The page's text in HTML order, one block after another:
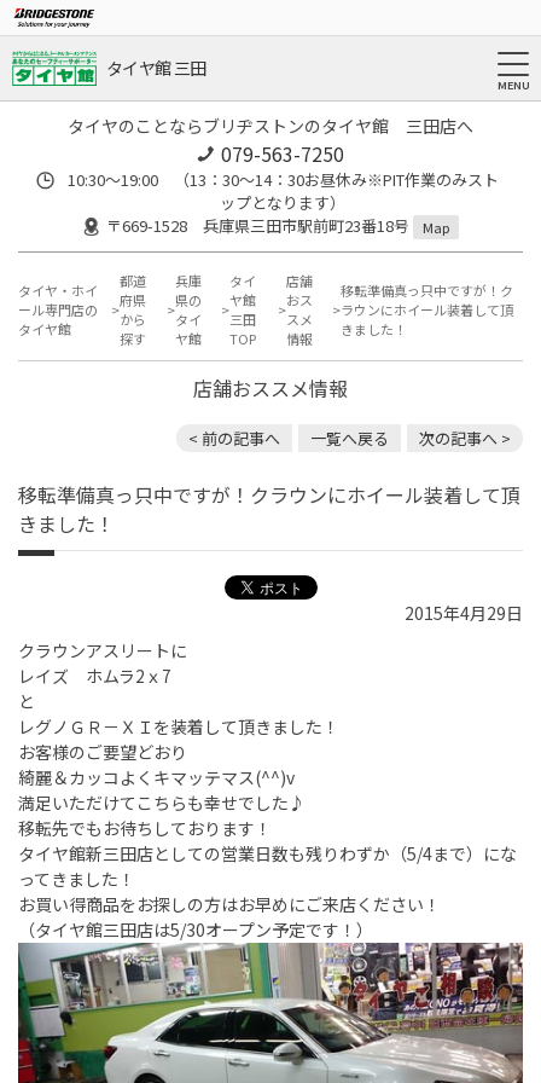
タイヤ館 三田
タイヤのことならブリヂストンのタイヤ館 三田店へ
079-563-7250
10:30～19:00 （13：30～14：30お昼休み※PIT作業のみスト
ップとなります）
〒669-1528 兵庫県三田市駅前町23番18号
Map
タイヤ・ホイ
ール専門店の
タイヤ館
都道
府県
から
探す
兵庫
県の
タイ
ヤ館
タイ
ヤ館
三田
TOP
店舗
おス
スメ
情報
移転準備真っ只中ですが！ク
ラウンにホイール装着して頂
きました！
店舗おススメ情報
< 前の記事へ 一覧へ戻る 次の記事へ >
移転準備真っ只中ですが！クラウンにホイール装着して頂
きました！
2015年4月29日
クラウンアスリートに
レイズ ホムラ2ｘ7
と
レグノＧＲ－ＸＩを装着して頂きました！
お客様のご要望どおり
綺麗＆カッコよくキマッテマス(^^)v
満足いただけてこちらも幸せでした♪
移転先でもお待ちしております！
タイヤ館新三田店としての営業日数も残りわずか（5/4まで）にな
ってきました！
お買い得商品をお探しの方はお早めにご来店ください！
（タイヤ館三田店は5/30オープン予定です！）